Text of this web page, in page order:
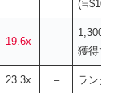
(
19.6x –
1,300
獲得で
23.3x – ランダ